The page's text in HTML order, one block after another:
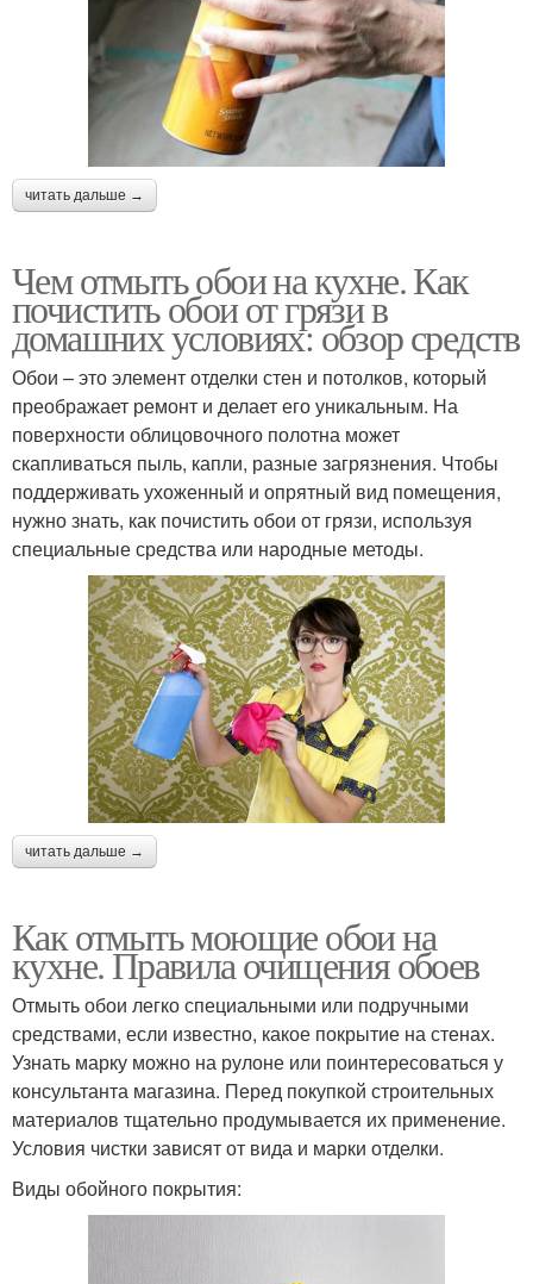
читать дальше →
Чем отмыть обои на кухне. Как
почистить обои от грязи в
домашних условиях: обзор средств
Обои – это элемент отделки стен и потолков, который
преображает ремонт и делает его уникальным. На
поверхности облицовочного полотна может
скапливаться пыль, капли, разные загрязнения. Чтобы
поддерживать ухоженный и опрятный вид помещения,
нужно знать, как почистить обои от грязи, используя
специальные средства или народные методы.
читать дальше →
Как отмыть моющие обои на
кухне. Правила очищения обоев
Отмыть обои легко специальными или подручными
средствами, если известно, какое покрытие на стенах.
Узнать марку можно на рулоне или поинтересоваться у
консультанта магазина. Перед покупкой строительных
материалов тщательно продумывается их применение.
Условия чистки зависят от вида и марки отделки.
Виды обойного покрытия: